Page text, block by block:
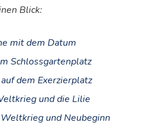
Blick:
mit dem Datum
Schlossgartenplatz
dem Exerzierplatz
und die Lilie
und Neubeginn